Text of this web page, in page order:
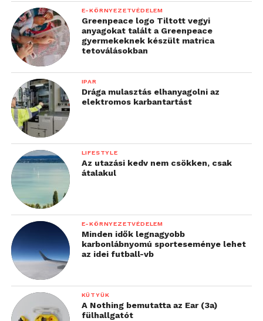
E-KÖRNYEZETVÉDELEM
Greenpeace logo Tiltott vegyi
anyagokat talált a Greenpeace
gyermekeknek készült matrica
tetoválásokban
IPAR
Drága mulasztás elhanyagolni az
elektromos karbantartást
LIFESTYLE
Az utazási kedv nem csökken, csak
átalakul
E-KÖRNYEZETVÉDELEM
Minden idők legnagyobb
karbonlábnyomú sporteseménye lehet
az idei futball-vb
KÜTYÜK
A Nothing bemutatta az Ear (3a)
fülhallgatót